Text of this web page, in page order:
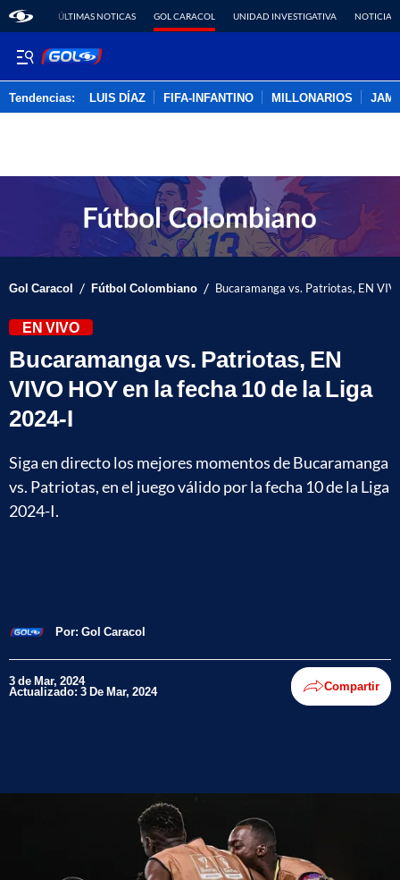
ÚLTIMAS NOTICAS GOL CARACOL UNIDAD INVESTIGATIVA NOTICIAS
Tendencias: LUIS DÍAZ FIFA-INFANTINO MILLONARIOS
Gol Caracol / Fútbol Colombiano / Bucaramanga vs. Patriotas, EN
EN VIVO
Bucaramanga vs. Patriotas, EN
VIVO HOY en la fecha 10 de la Liga
2024-I
Siga en directo los mejores momentos de Bucaramanga
vs. Patriotas, en el juego válido por la fecha 10 de la Liga
2024-I.
Por: Gol Caracol
3 de Mar, 2024
Actualizado: 3 De Mar, 2024 Compartir